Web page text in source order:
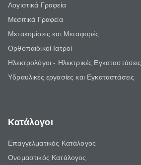
Λογιστικά Γραφεία
Μεσιτικά Γραφεία
Μετακομίσεις και Μεταφορές
Ορθοπαιδικοί Ιατροί
Ηλεκτρολόγοι - Ηλεκτρικές Εγκαταστάσεις
Υδραυλικές εργασίες και Εγκαταστάσεις
Κατάλογοι
Επαγγελματικός Κατάλογος
Ονομαστικός Κατάλογος